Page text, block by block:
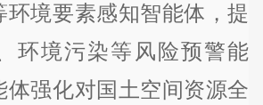
环境要素感知智能体，提
环境污染等风险预警能
体强化对国土空间资源全